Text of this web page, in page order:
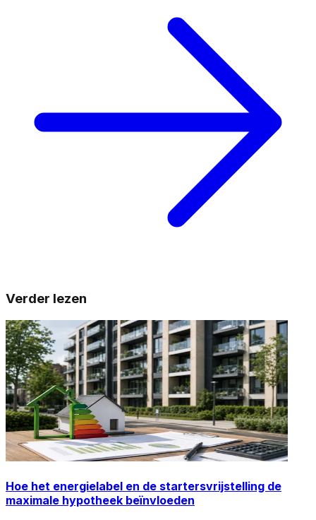
Verder lezen
Hoe het energielabel en de startersvrijstelling de
maximale hypotheek beïnvloeden